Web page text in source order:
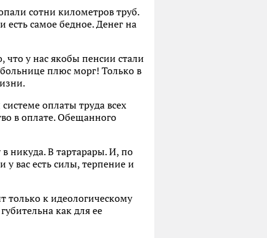
сотни километров труб.
есть самое бедное. Денег на
что у нас якобы пенсии стали
плюс морг! Только в
оплаты труда всех
в оплате. Обещанного
никуда. В тартарары. И, по
вас есть силы, терпение и
только к идеологическому
как для ее